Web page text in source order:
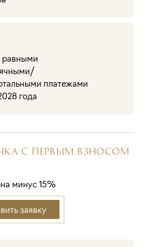
равными
платежами
года
С ПЕРВЫМ ВЗНОСОМ
минус 15%
заявку